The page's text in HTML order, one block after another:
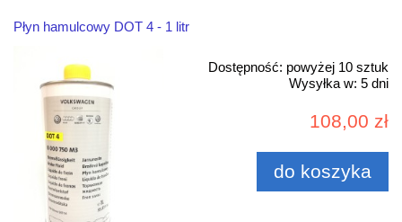
Płyn hamulcowy DOT 4 - 1 litr
Dostępność: powyżej 10 sztuk
Wysyłka w: 5 dni
108,00 zł
do koszyka